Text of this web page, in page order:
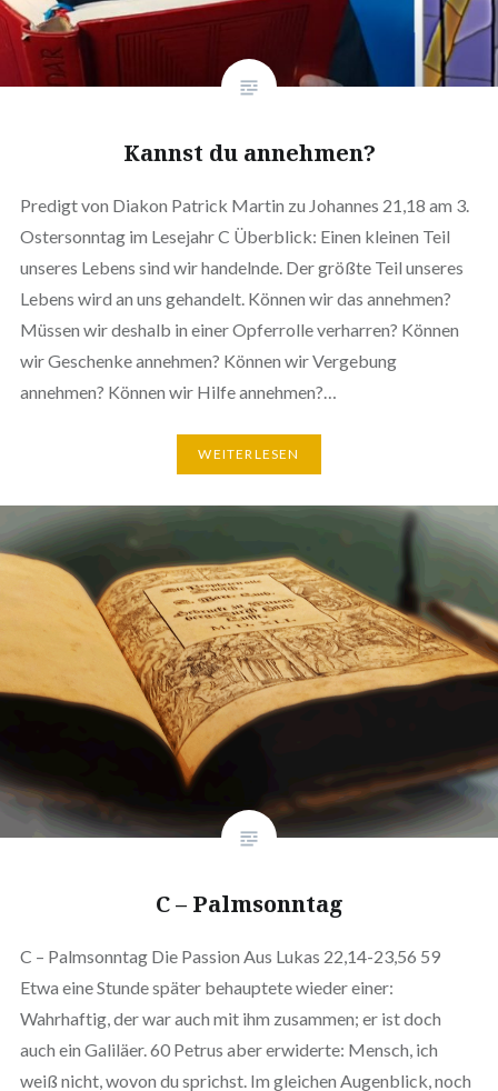
Kannst du annehmen?
Predigt von Diakon Patrick Martin zu Johannes 21,18 am 3.
Ostersonntag im Lesejahr C Überblick: Einen kleinen Teil
unseres Lebens sind wir handelnde. Der größte Teil unseres
Lebens wird an uns gehandelt. Können wir das annehmen?
Müssen wir deshalb in einer Opferrolle verharren? Können
wir Geschenke annehmen? Können wir Vergebung
annehmen? Können wir Hilfe annehmen?…
WEITERLESEN
C – Palmsonntag
C – Palmsonntag Die Passion Aus Lukas 22,14-23,56 59
Etwa eine Stunde später behauptete wieder einer:
Wahrhaftig, der war auch mit ihm zusammen; er ist doch
auch ein Galiläer. 60 Petrus aber erwiderte: Mensch, ich
weiß nicht, wovon du sprichst. Im gleichen Augenblick, noch